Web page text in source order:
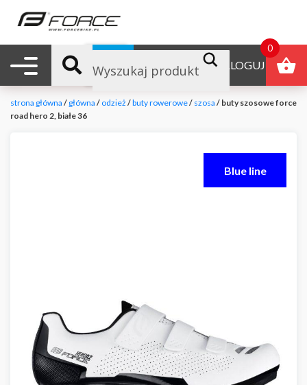
Nawigacja mobilna ZALOGUJ
B2B
strona główna / główna / odzież /buty rowerowe/ szosa / buty szosowe force
road hero 2, białe 36
Blue line
0